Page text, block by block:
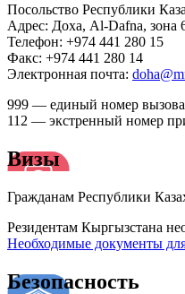
Посольство Республики
Адрес: Доха, Al-Dafna, зона
Телефон: +974 441 280 15
Факс: +974 441 280 14
Электронная почта:
999 — единый номер
112 — экстренный номер
Визы
Гражданам Республики
Резидентам Кыргызстана
Необходимые документы
Безопасность